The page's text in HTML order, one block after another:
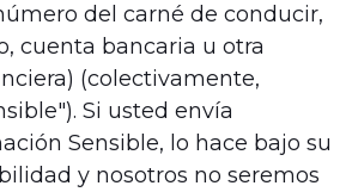
del carné de conducir,
cuenta bancaria u otra
(colectivamente,
Si usted envía
Sensible, lo hace bajo su
y nosotros no seremos